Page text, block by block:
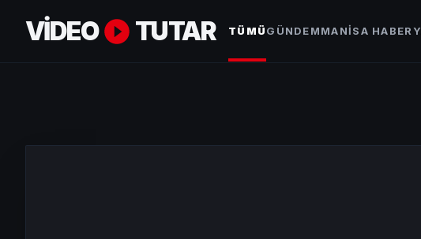
VİDEO TUTAR TÜMÜGÜNDEMMANISA HABER